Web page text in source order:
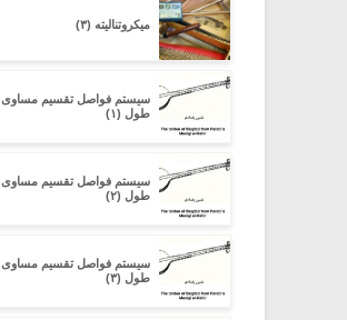
میکروتنالیته (۳)
سیستم فواصل تقسیم مساوی
طول (۱)
سیستم فواصل تقسیم مساوی
طول (۲)
سیستم فواصل تقسیم مساوی
طول (۳)